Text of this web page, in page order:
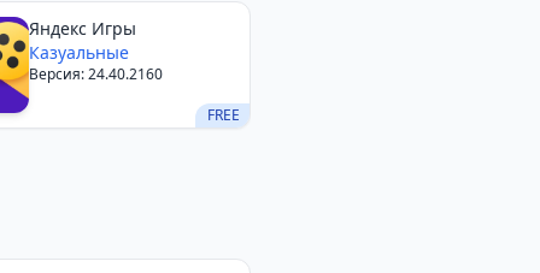
FREE
Яндекс Игры
Казуальные
Версия: 24.40.2160